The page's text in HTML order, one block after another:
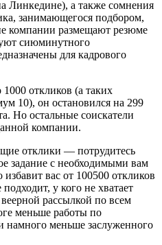
Линкедине), а также сомнения
занимающегося подбором,
компании размещают резюме
сиюминутного
для кадрового
откликов (а таких
10), он остановился на 299
остальные соискатели
компании.
отклики — потрудитесь
задание с необходимыми вам
вас от 100500 откликов
у кого не хватает
рассылкой по всем
меньше работы по
намного меньше заслуженного